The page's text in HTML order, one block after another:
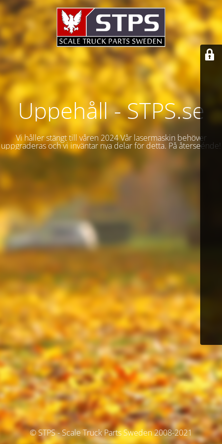
Uppehåll - STPS.se
Vi håller stängt till våren 2024 Vår lasermaskin behöver
uppgraderas och vi inväntar nya delar för detta. På återseénde!
© STPS - Scale Truck Parts Sweden 2008-2021